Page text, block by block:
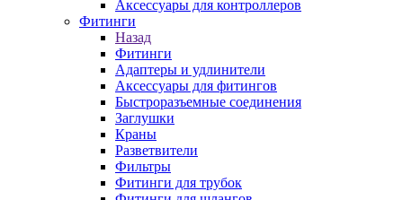
Аксессуары для контроллеров
Фитинги
Назад
Фитинги
Адаптеры и удлинители
Аксессуары для фитингов
Быстроразъемные соединения
Заглушки
Краны
Разветвители
Фильтры
Фитинги для трубок